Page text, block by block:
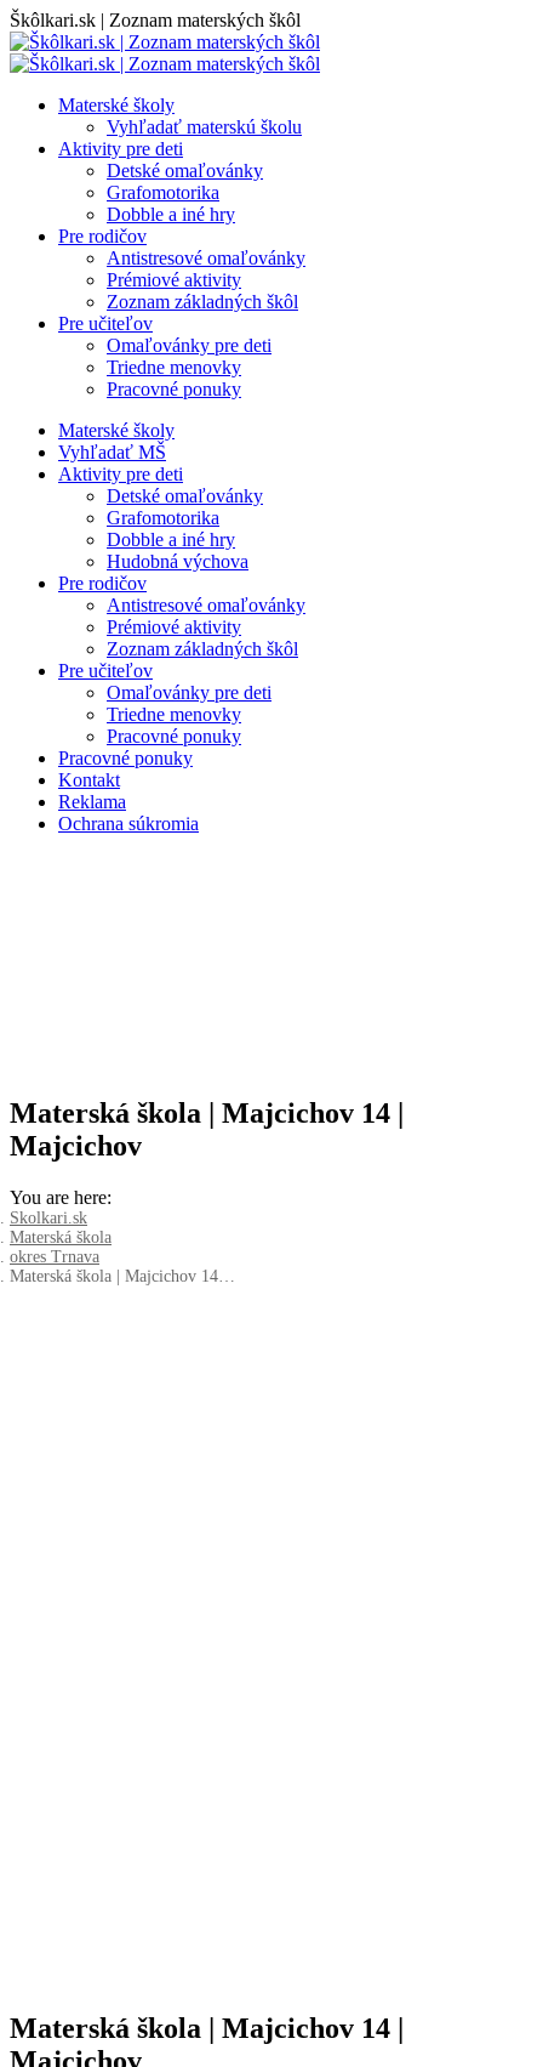
Skip
to
content
Škôlkari.sk | Zoznam materských škôl
Materské školy
Vyhľadať materskú školu
Aktivity pre deti
Detské omaľovánky
Grafomotorika
Dobble a iné hry
Pre rodičov
Antistresové omaľovánky
Prémiové aktivity
Zoznam základných škôl
Pre učiteľov
Omaľovánky pre deti
Triedne menovky
Pracovné ponuky
Materské školy
Vyhľadať MŠ
Aktivity pre deti
Detské omaľovánky
Grafomotorika
Dobble a iné hry
Hudobná výchova
Pre rodičov
Antistresové omaľovánky
Prémiové aktivity
Zoznam základných škôl
Pre učiteľov
Omaľovánky pre deti
Triedne menovky
Pracovné ponuky
Pracovné ponuky
Kontakt
Reklama
Ochrana súkromia
Materská škola | Majcichov 14 |
Majcichov
You are here:
Skolkari.sk
Materská škola
okres Trnava
Materská škola | Majcichov 14…
Materská škola | Majcichov 14 |